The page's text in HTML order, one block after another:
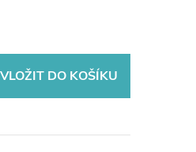
VLOŽIT DO KOŠÍKU